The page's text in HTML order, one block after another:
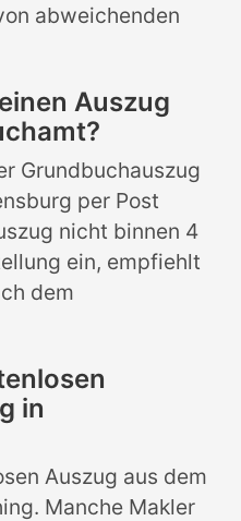
abweichenden
Auszug
Grundbuchauszug
per Post
nicht binnen 4
ein, empfiehlt
dem
in
Auszug aus dem
Manche Makler